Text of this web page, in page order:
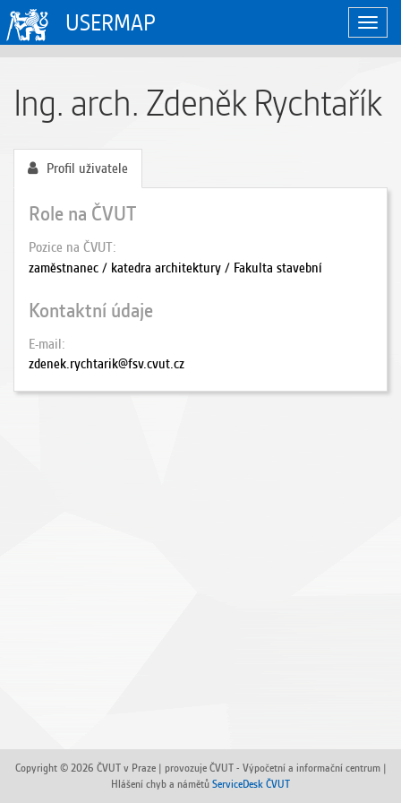
USERMAP
Ing. arch. Zdeněk Rychtařík
Profil uživatele
Role na ČVUT
Pozice na ČVUT
zaměstnanec / katedra architektury / Fakulta stavební
Kontaktní údaje
E-mail
zdenek.rychtarik@fsv.cvut.cz
Copyright © 2026 ČVUT v Praze | provozuje ČVUT - Výpočetní a informační centrum |
Hlášení chyb a námětů ServiceDesk ČVUT